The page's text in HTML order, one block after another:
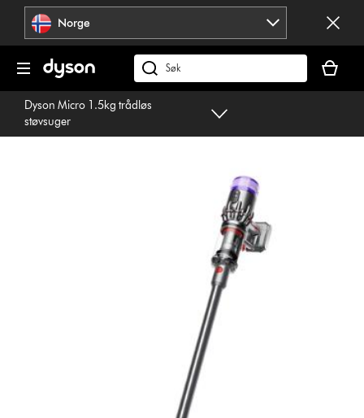
Hopp
navigering
Norge
Søk
på
dyson.no
din
er
Dyson Micro 1.5kg trådløs
støvsuger